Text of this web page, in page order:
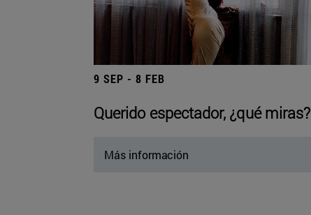
9 SEP - 8 FEB
Querido espectador, ¿qué miras?
Más información